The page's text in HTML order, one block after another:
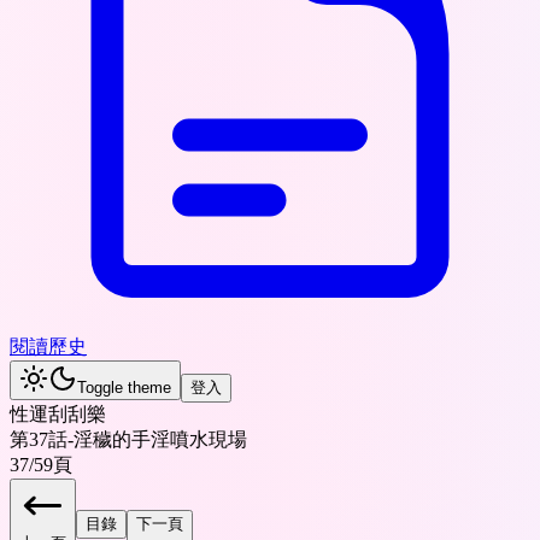
閱讀歷史
Toggle theme 登入
性運刮刮樂
第37話-淫穢的手淫噴水現場
37/59頁
目錄 下一頁